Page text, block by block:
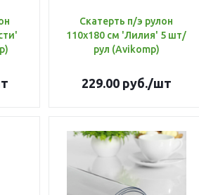
Скатерть п/э рулон
110х180 см 'Лилия' 5 шт/
рул (Avikomp)
229.00руб./шт